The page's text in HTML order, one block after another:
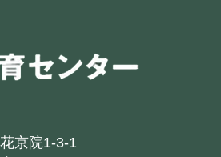
京院1-3-1